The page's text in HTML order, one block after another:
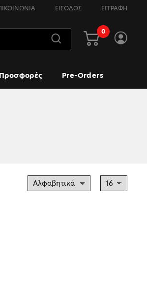
ΕΙΣΟΔΟΣ ΕΓΓΡΑΦΗ
0
Προσφορές Pre-Orders